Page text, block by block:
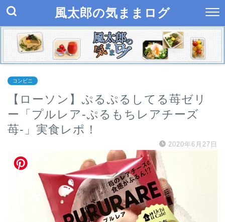
風太郎の気ままログ
コンビニ
【ローソン】ぷるぷるしてる苺ゼリ
ー「プルレア-ぷるもちレアチーズ
苺-」実食レポ！
2020年6月27日